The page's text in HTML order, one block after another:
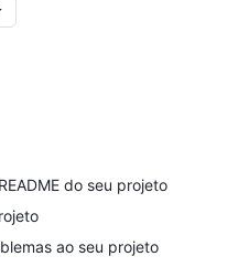
do seu projeto
ao seu projeto